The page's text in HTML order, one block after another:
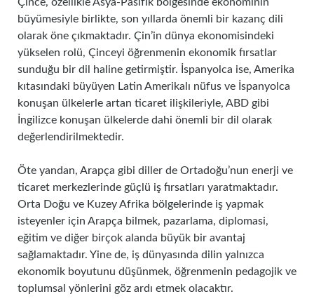
büyümesiyle birlikte, son yıllarda önemli bir kazanç dili
olarak öne çıkmaktadır. Çin’in dünya ekonomisindeki
yükselen rolü, Çinceyi öğrenmenin ekonomik fırsatlar
sunduğu bir dil haline getirmiştir. İspanyolca ise, Amerika
kıtasındaki büyüyen Latin Amerikalı nüfus ve İspanyolca
konuşan ülkelerle artan ticaret ilişkileriyle, ABD gibi
İngilizce konuşan ülkelerde dahi önemli bir dil olarak
değerlendirilmektedir.
Öte yandan, Arapça gibi diller de Ortadoğu’nun enerji ve
ticaret merkezlerinde güçlü iş fırsatları yaratmaktadır.
Orta Doğu ve Kuzey Afrika bölgelerinde iş yapmak
isteyenler için Arapça bilmek, pazarlama, diplomasi,
eğitim ve diğer birçok alanda büyük bir avantaj
sağlamaktadır. Yine de, iş dünyasında dilin yalnızca
ekonomik boyutunu düşünmek, öğrenmenin pedagojik ve
toplumsal yönlerini göz ardı etmek olacaktır.